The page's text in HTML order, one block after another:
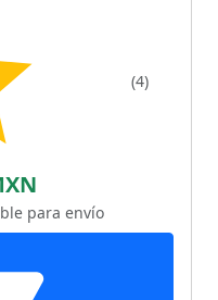
(4)
para envío